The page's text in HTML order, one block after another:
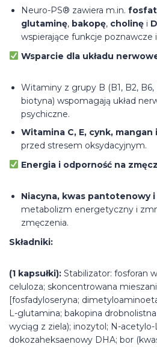
Neuro-PS® zawiera m.in.
glutaminę, bakopę, cholinę i
wspierające funkcje poznawcze
Wsparcie dla układu
Witaminy z grupy B (B1, B2, B6,
biotyna) wspomagają układ
psychiczne.
Witamina C, E, cynk, mangan
przed stresem oksydacyjnym.
Energia i odporność na
Niacyna, kwas pantotenowy
metabolizm energetyczny i
zmęczenia.
Składniki:
(1 kapsułki): Stabilizator: fosforan
celuloza; skoncentrowana
[fosfadyloseryna;
L-glutamina; bakopina
wyciąg z ziela); inozytol; N-
dokozaheksaenowy DHA; bor